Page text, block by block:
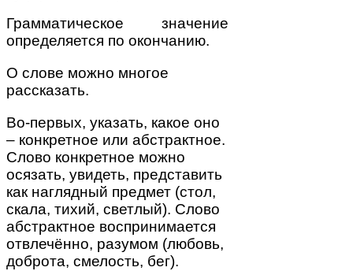
Грамматическое значение
определяется по окончанию.
О слове можно многое
рассказать.
Во-первых, указать, какое оно
– конкретное или абстрактное.
Слово конкретное можно
осязать, увидеть, представить
как наглядный предмет (стол,
скала, тихий, светлый). Слово
абстрактное воспринимается
отвлечённо, разумом (любовь,
доброта, смелость, бег).